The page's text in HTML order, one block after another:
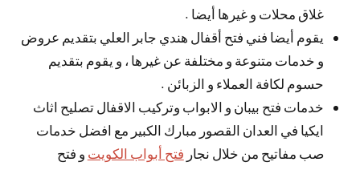
غلاق محلات و غيرها أيضا .
يقوم أيضا فني فتح أقفال هندي جابر العلي بتقديم عروض
و خدمات متنوعة و مختلفة عن غيرها ، و يقوم بتقديم
حسوم لكافة العملاء و الزبائن .
خدمات فتح بيبان و الابواب وتركيب الاقفال تصليح اثاث
ايكيا في العدان القصور مبارك الكبير مع افضل خدمات
صب مفاتيح من خلال نجار فتح أبواب الكويت و فتح